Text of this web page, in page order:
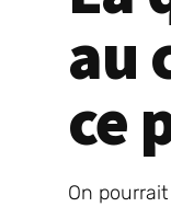
au
ce
On